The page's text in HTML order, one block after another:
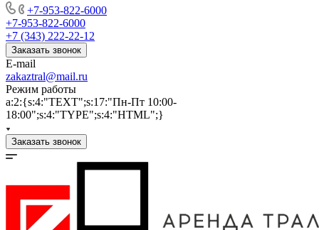
+7-953-822-6000
+7-953-822-6000
+7 (343) 222-22-12
Заказать звонок
E-mail
zakaztral@mail.ru
Режим работы
a:2:{s:4:"TEXT";s:17:"Пн-Пт 10:00-
18:00";s:4:"TYPE";s:4:"HTML";}
Заказать звонок